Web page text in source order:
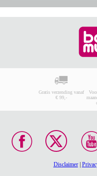
Gratis verzending vanaf
€ 99,-
Disclaimer|